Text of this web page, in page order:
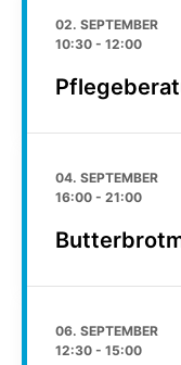
02. SEPTEMBER
10:30 - 12:00
04. SEPTEMBER
16:00 - 21:00
06. SEPTEMBER
12:30 - 15:00